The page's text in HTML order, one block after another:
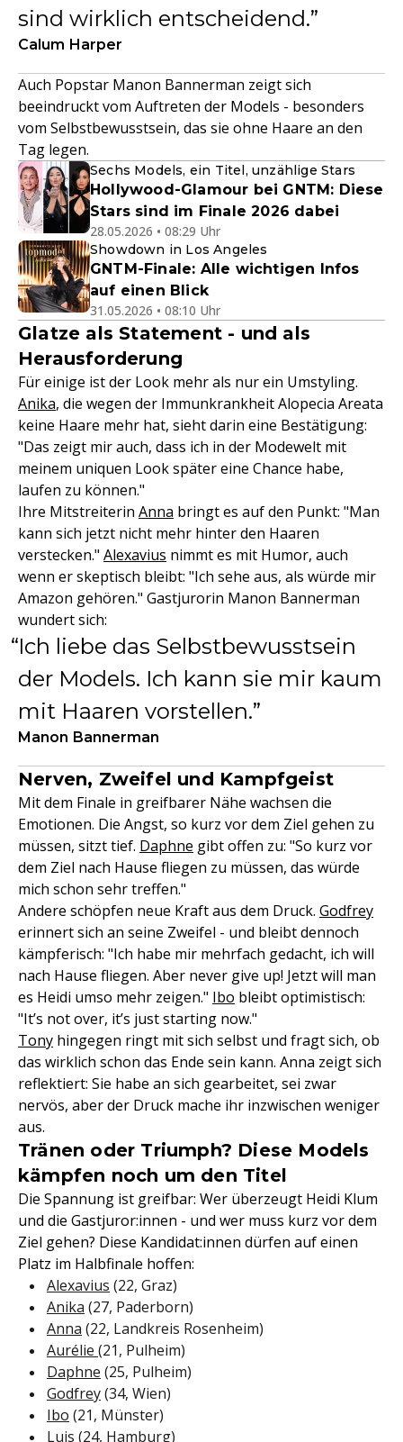
sind wirklich entscheidend.
Calum Harper
Auch Popstar Manon Bannerman zeigt sich
beeindruckt vom Auftreten der Models - besonders
vom Selbstbewusstsein, das sie ohne Haare an den
Tag legen.
Sechs Models, ein Titel, unzählige Stars
Hollywood-Glamour bei GNTM: Diese
Stars sind im Finale 2026 dabei
28.05.2026 • 08:29 Uhr
Showdown in Los Angeles
GNTM-Finale: Alle wichtigen Infos
auf einen Blick
31.05.2026 • 08:10 Uhr
Glatze als Statement - und als
Herausforderung
Für einige ist der Look mehr als nur ein Umstyling.
Anika, die wegen der Immunkrankheit Alopecia Areata
keine Haare mehr hat, sieht darin eine Bestätigung:
"Das zeigt mir auch, dass ich in der Modewelt mit
meinem uniquen Look später eine Chance habe,
laufen zu können."
Ihre Mitstreiterin Anna bringt es auf den Punkt: "Man
kann sich jetzt nicht mehr hinter den Haaren
verstecken." Alexavius nimmt es mit Humor, auch
wenn er skeptisch bleibt: "Ich sehe aus, als würde mir
Amazon gehören." Gastjurorin Manon Bannerman
wundert sich:
Ich liebe das Selbstbewusstsein
der Models. Ich kann sie mir kaum
mit Haaren vorstellen.
Manon Bannerman
Nerven, Zweifel und Kampfgeist
Mit dem Finale in greifbarer Nähe wachsen die
Emotionen. Die Angst, so kurz vor dem Ziel gehen zu
müssen, sitzt tief. Daphne gibt offen zu: "So kurz vor
dem Ziel nach Hause fliegen zu müssen, das würde
mich schon sehr treffen."
Andere schöpfen neue Kraft aus dem Druck. Godfrey
erinnert sich an seine Zweifel - und bleibt dennoch
kämpferisch: "Ich habe mir mehrfach gedacht, ich will
nach Hause fliegen. Aber never give up! Jetzt will man
es Heidi umso mehr zeigen." Ibo bleibt optimistisch:
"It’s not over, it’s just starting now."
Tony hingegen ringt mit sich selbst und fragt sich, ob
das wirklich schon das Ende sein kann. Anna zeigt sich
reflektiert: Sie habe an sich gearbeitet, sei zwar
nervös, aber der Druck mache ihr inzwischen weniger
aus.
Tränen oder Triumph? Diese Models
kämpfen noch um den Titel
Die Spannung ist greifbar: Wer überzeugt Heidi Klum
und die Gastjuror:innen - und wer muss kurz vor dem
Ziel gehen? Diese Kandidat:innen dürfen auf einen
Platz im Halbfinale hoffen:
Alexavius (22, Graz)
Anika (27, Paderborn)
Anna (22, Landkreis Rosenheim)
Aurélie (21, Pulheim)
Daphne (25, Pulheim)
Godfrey(34, Wien)
Ibo (21, Münster)
Luis (24, Hamburg)